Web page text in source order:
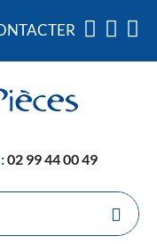
02 99 44 00 49